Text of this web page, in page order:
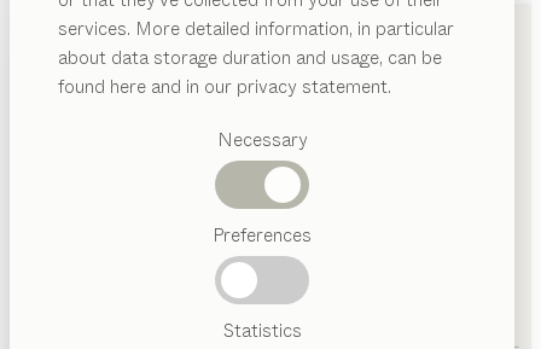
services. More detailed information, in particular
about data storage duration and usage, can be
found here and in our privacy statement.
Necessary
Preferences
Statistics
Vorgeschlagene
Kategorien
Österreichisches
Handwerk
INSPIRATION
ÜBER UNS